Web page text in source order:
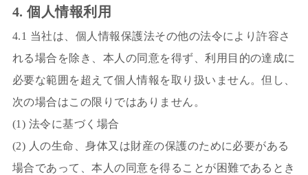
4. 個人情報利用
4.1 当社は、個人情報保護法その他の法令により許容さ
れる場合を除き、本人の同意を得ず、利用目的の達成に
必要な範囲を超えて個人情報を取り扱いません。但し、
次の場合はこの限りではありません。
(1) 法令に基づく場合
(2) 人の生命、身体又は財産の保護のために必要がある
場合であって、本人の同意を得ることが困難であるとき